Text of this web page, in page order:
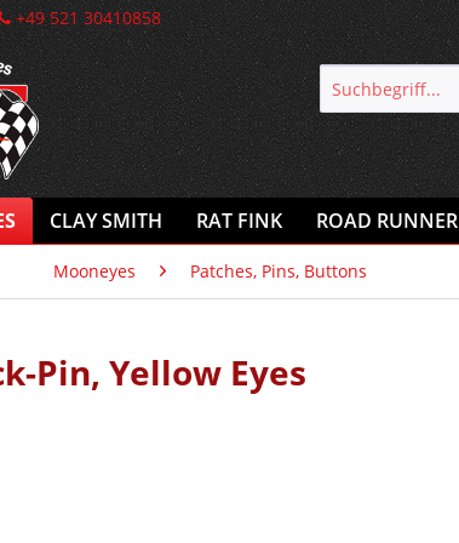
+49 521 30410858
CLAY SMITH RAT FINK ROAD RUNNER
Mooneyes Patches, Pins, Buttons
Pin, Yellow Eyes